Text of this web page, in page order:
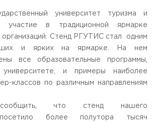
с ОВЗ и инвалидами
методическое объединение в
ЗВОНОК
Главная, 99
университет туризма и
участие в традиционной ярмарке
организаций. Стенд РГУТИС стал одним
и ярких на ярмарке. На нем
все образовательные программы,
и примеры наиболее
классов по различным направлениям
что стенд нашего
посетило более полутора тысяч